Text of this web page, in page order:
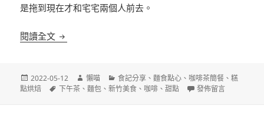
是拖到現在才和宅宅兩個人前去。
閱讀全文 [新竹]種甜 巷弄老宅咖啡 自製麵包與甜點
發
佈
2022-05-12
作
者
懶喵
分
類
食記分享 、麵食點心 、 咖啡茶簡餐 、糕
點烘焙
標
下午茶 、麵包 、新竹美食 、 咖啡 、甜點 在〈[新竹]種甜 巷弄
發佈留言